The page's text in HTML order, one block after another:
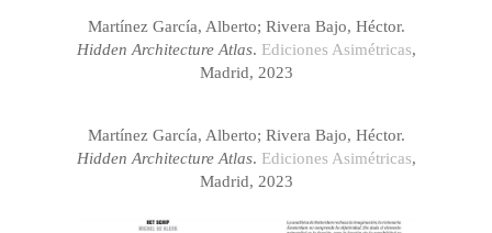
Martínez García, Alberto; Rivera Bajo, Héctor.
Hidden Architecture Atlas. Ediciones Asimétricas,
Madrid, 2023
Martínez García, Alberto; Rivera Bajo, Héctor.
Hidden Architecture Atlas. Ediciones Asimétricas,
Madrid, 2023